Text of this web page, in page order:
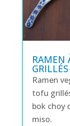
RAMEN
GRILLÉS
Ramen
tofu
bok choy
miso.